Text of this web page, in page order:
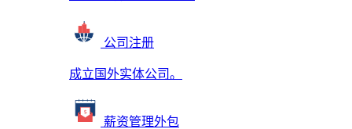
公司注册
成立国外实体公司。
薪资管理外包